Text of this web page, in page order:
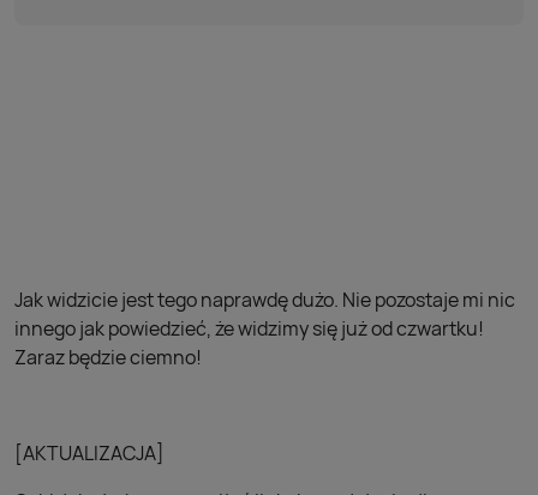
Jak widzicie jest tego naprawdę dużo. Nie pozostaje mi nic
innego jak powiedzieć, że widzimy się już od czwartku!
Zaraz będzie ciemno!
[AKTUALIZACJA]